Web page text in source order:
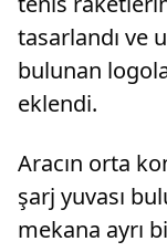
tasarlandı ve
bulunan
eklendi.
Aracın orta
şarj yuvası
mekana ayrı